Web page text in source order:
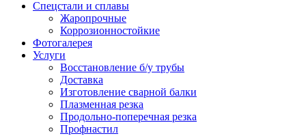
Спецстали и сплавы
Жаропрочные
Коррозионностойкие
Фотогалерея
Услуги
Восстановление б/у трубы
Доставка
Изготовление сварной балки
Плазменная резка
Продольно-поперечная резка
Профнастил